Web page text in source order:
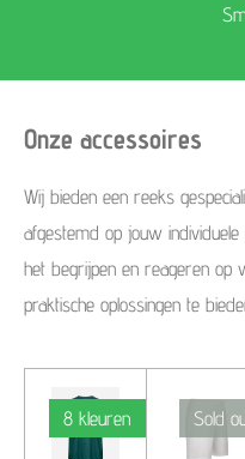
Onze accessoires
Wij bieden een reeks
afgestemd op jouw
het begrijpen en reageren op
praktische oplossingen te
8 kleuren Sold